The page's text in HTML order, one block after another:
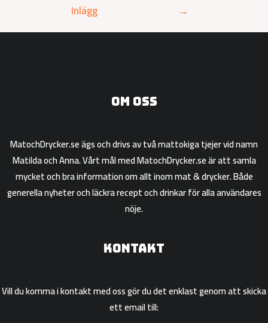
Inlägg
→
Om oss
MatochDrycker.se ägs och drivs av två mattokiga tjejer vid namn
Matilda och Anna. Vårt mål med MatochDrycker.se är att samla
mycket och bra information om allt inom mat & drycker. Både
generella nyheter och läckra recept och drinkar för alla användares
nöje.
Kontakt
Vill du komma i kontakt med oss gör du det enklast genom att skicka
ett email till: